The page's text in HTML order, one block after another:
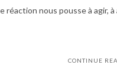
réaction nous pousse à agir,
CONTINUE